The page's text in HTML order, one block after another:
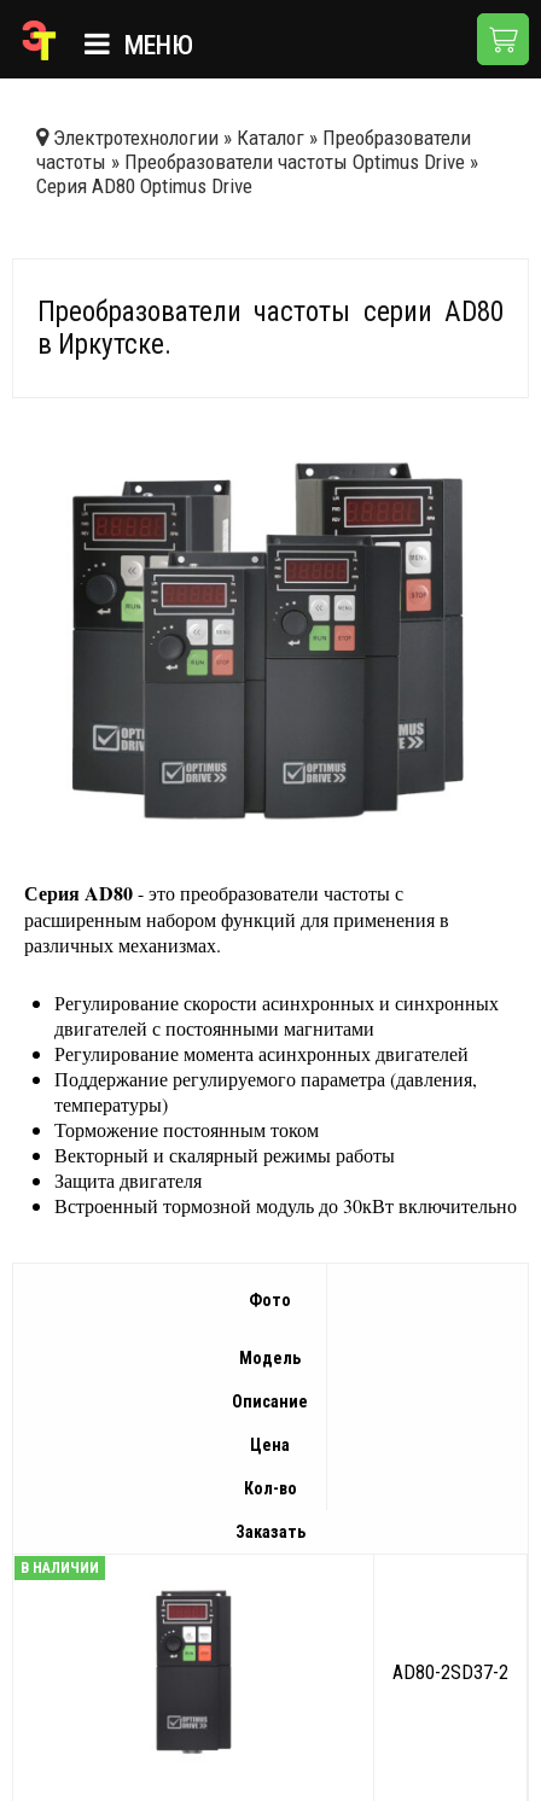
МЕНЮ
КАТАЛОГ
НОВОСТИ
ДОСТАВКА И ОПЛАТА
Электротехнологии » Каталог » Преобразователи
частоты » Преобразователи частоты Optimus Drive »
Серия AD80 Optimus Drive
Преобразователи частоты серии AD80
в Иркутске.
Серия AD80- это преобразователи частоты с
расширенным набором функций для применения в
различных механизмах.
Регулирование скорости асинхронных и синхронных
двигателей с постоянными магнитами
Регулирование момента асинхронных двигателей
Поддержание регулируемого параметра (давления,
температуры)
Торможение постоянным током
Векторный и скалярный режимы работы
Защита двигателя
Встроенный тормозной модуль до 30кВт включительно
Фото
Модель
Описание
Цена
Кол-во
Заказать
В НАЛИЧИИ
AD80-2SD37-2